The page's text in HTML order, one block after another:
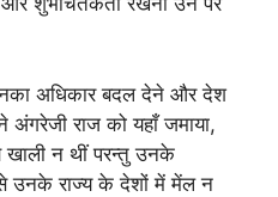
अधिकार बदल देने और देश
राज को यहाँ जमाया,
खाली न थीं परन्तु उनके
से उनके राज्य के देशों में मेंल न